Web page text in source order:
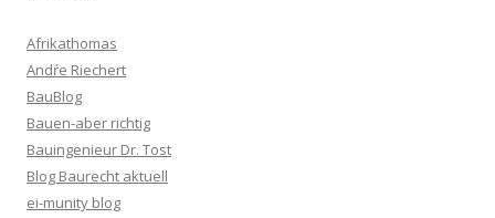
Afrikathomas
Andŕe Riechert
BauBlog
Bauen-aber richtig
Bauingenieur Dr. Tost
Blog Baurecht aktuell
ei-munity blog